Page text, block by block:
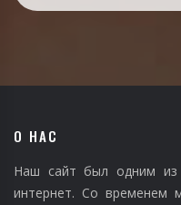
О НАС
Наш сайт был одним из
интернет. Со временем